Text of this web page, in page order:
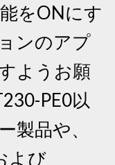
をONにす
ンのアプ
ようお願
PE0以
製品や、
よび